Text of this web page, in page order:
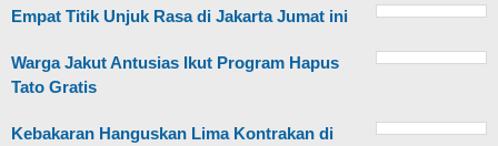
Empat Titik Unjuk Rasa di Jakarta Jumat ini
Warga Jakut Antusias Ikut Program Hapus
Tato Gratis
Kebakaran Hanguskan Lima Kontrakan di